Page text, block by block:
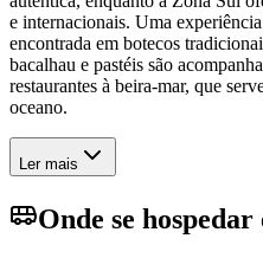
e internacionais. Uma
encontrada em botecos
bacalhau e pastéis são
restaurantes à beira-mar, que
oceano.
Ler mais
Onde se